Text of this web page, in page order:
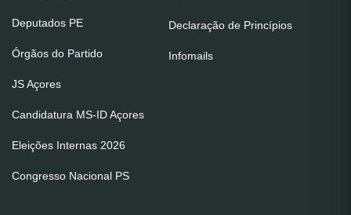
Deputados PE
Órgãos do Partido
JS Açores
Candidatura MS-ID Açores
Eleições Internas 2026
Congresso Nacional PS
Declaração de Princípios
Infomails